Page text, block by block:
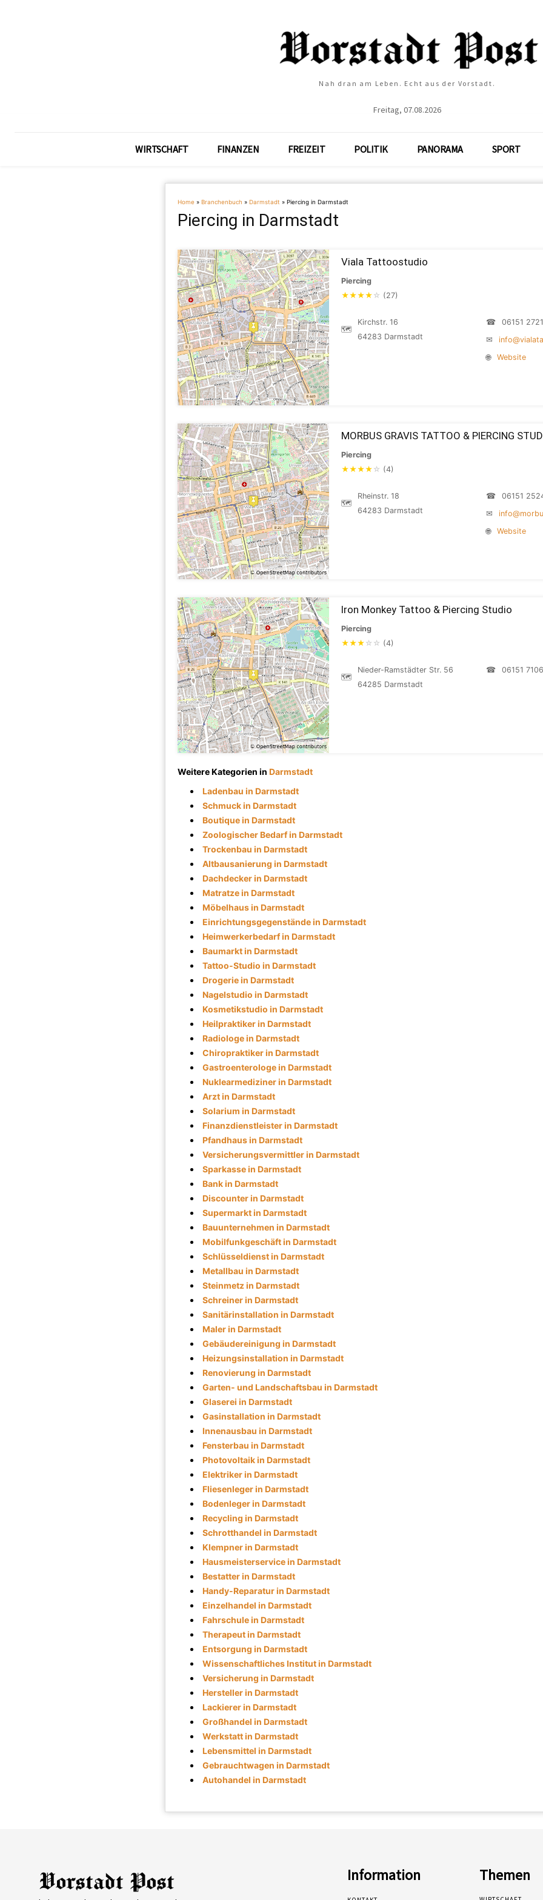
Nah dran am Leben. Echt aus der Vorstadt.
Freitag, 07.08.2026
WIRTSCHAFT FINANZEN FREIZEIT POLITIK PANORAMA SPORT
Home » Branchenbuch » Darmstadt » Piercing in Darmstadt
Piercing in Darmstadt
Viala Tattoostudio
Piercing
★★★★ ☆ (27)
🗺
Kirchstr. 16
64283 Darmstadt
☎
06151
✉
🌐
Website
MORBUS GRAVIS TATTOO & PIERCING
Piercing
★★★★ ☆ (4)
🗺
Rheinstr. 18
64283 Darmstadt
☎
06151
✉
🌐
Website
Iron Monkey Tattoo & Piercing Studio
Piercing
★★★ ☆ ☆ (4)
🗺
Nieder-Ramstädter Str. 56
64285 Darmstadt
☎ 06151
Weitere Kategorien in Darmstadt
Ladenbau in Darmstadt
Schmuck in Darmstadt
Boutique in Darmstadt
Zoologischer Bedarf in Darmstadt
Trockenbau in Darmstadt
Altbausanierung in Darmstadt
Dachdecker in Darmstadt
Matratze in Darmstadt
Möbelhaus in Darmstadt
Einrichtungsgegenstände in Darmstadt
Heimwerkerbedarf in Darmstadt
Baumarkt in Darmstadt
Tattoo-Studio in Darmstadt
Drogerie in Darmstadt
Nagelstudio in Darmstadt
Kosmetikstudio in Darmstadt
Heilpraktiker in Darmstadt
Radiologe in Darmstadt
Chiropraktiker in Darmstadt
Gastroenterologe in Darmstadt
Nuklearmediziner in Darmstadt
Arzt in Darmstadt
Solarium in Darmstadt
Finanzdienstleister in Darmstadt
Pfandhaus in Darmstadt
Versicherungsvermittler in Darmstadt
Sparkasse in Darmstadt
Bank in Darmstadt
Discounter in Darmstadt
Supermarkt in Darmstadt
Bauunternehmen in Darmstadt
Mobilfunkgeschäft in Darmstadt
Schlüsseldienst in Darmstadt
Metallbau in Darmstadt
Steinmetz in Darmstadt
Schreiner in Darmstadt
Sanitärinstallation in Darmstadt
Maler in Darmstadt
Gebäudereinigung in Darmstadt
Heizungsinstallation in Darmstadt
Renovierung in Darmstadt
Garten- und Landschaftsbau in Darmstadt
Glaserei in Darmstadt
Gasinstallation in Darmstadt
Innenausbau in Darmstadt
Fensterbau in Darmstadt
Photovoltaik in Darmstadt
Elektriker in Darmstadt
Fliesenleger in Darmstadt
Bodenleger in Darmstadt
Recycling in Darmstadt
Schrotthandel in Darmstadt
Klempner in Darmstadt
Hausmeisterservice in Darmstadt
Bestatter in Darmstadt
Handy-Reparatur in Darmstadt
Einzelhandel in Darmstadt
Fahrschule in Darmstadt
Therapeut in Darmstadt
Entsorgung in Darmstadt
Wissenschaftliches Institut in Darmstadt
Versicherung in Darmstadt
Hersteller in Darmstadt
Lackierer in Darmstadt
Großhandel in Darmstadt
Werkstatt in Darmstadt
Lebensmittel in Darmstadt
Gebrauchtwagen in Darmstadt
Autohandel in Darmstadt
Information Themen